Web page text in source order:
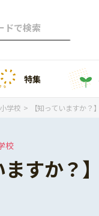
特集
小学校 【知っていますか
校
ますか